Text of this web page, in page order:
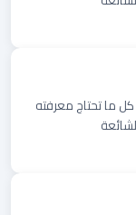
ما تحتاج معرفته